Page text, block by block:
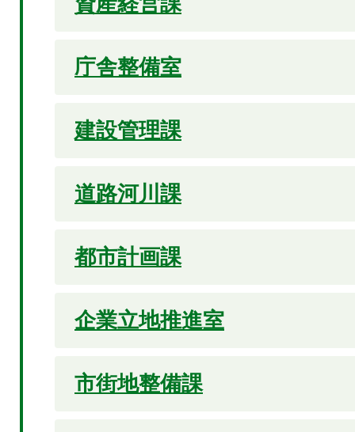
庁舎整備室
建設管理課
道路河川課
都市計画課
企業立地推進室
市街地整備課